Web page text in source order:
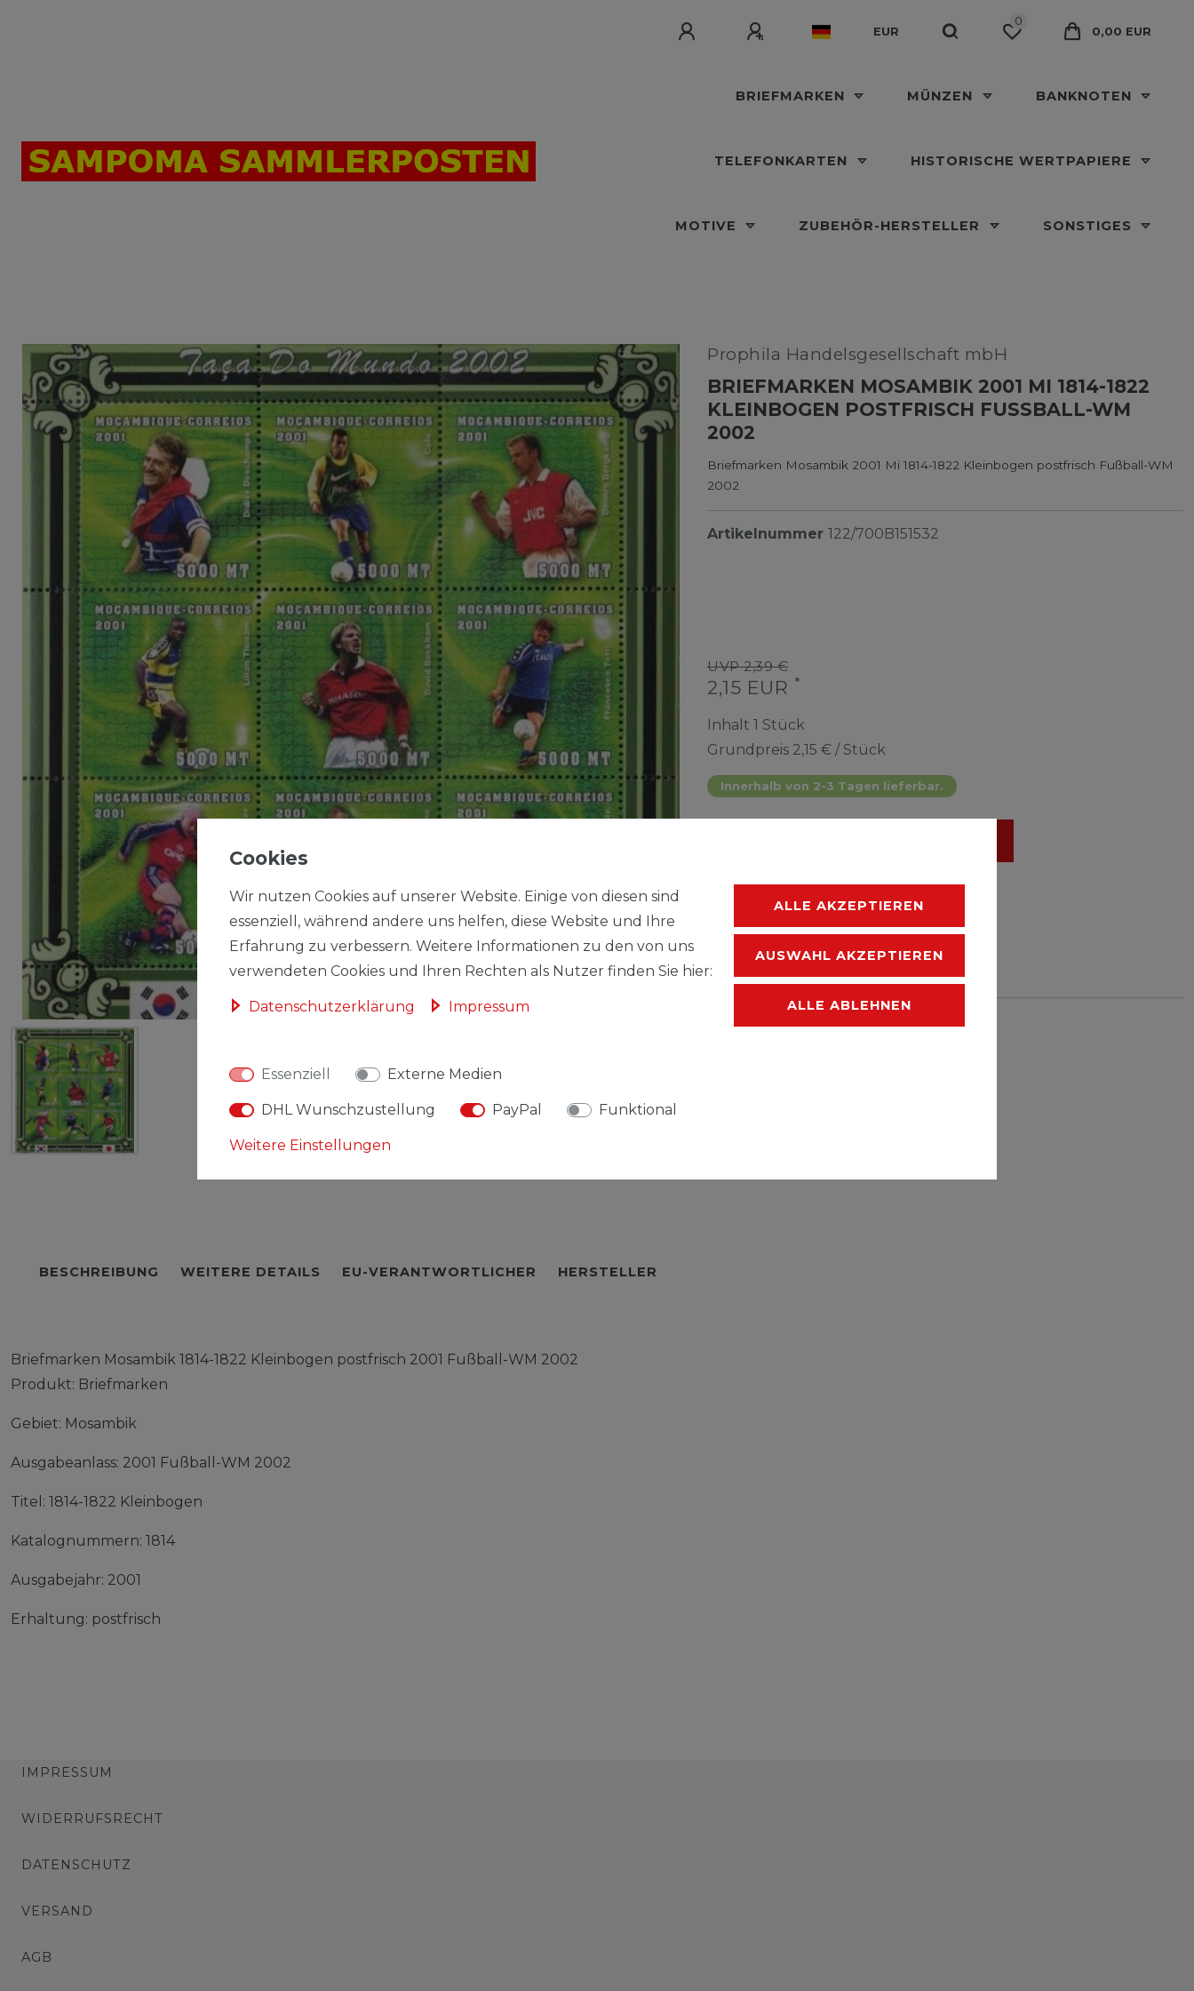
EUR
0
0,00 EUR
BRIEFMARKEN MÜNZEN BANKNOTEN
TELEFONKARTEN HISTORISCHE WERTPAPIERE
MOTIVE ZUBEHÖR-HERSTELLER SONSTIGES
Prophila Handelsgesellschaft mbH
BRIEFMARKEN MOSAMBIK 2001 MI 1814-1822
KLEINBOGEN POSTFRISCH FUSSBALL-WM 2
002
Briefmarken Mosambik 2001 Mi 1814-1822 Kleinbogen postfrisch Fußball-WM
2002
Artikelnummer 122/700B151532
UVP 2,39 €
2,15 EUR *
Inhalt 1 Stück
Grundpreis 2,15 € / Stück
Innerhalb von 2-3 Tagen lieferbar.
BESCHREIBUNG WEITERE DETAILS EU-VERANTWORTLICHER HERSTELLER
Briefmarken Mosambik 1814-1822 Kleinbogen postfrisch 2001 Fußball-WM 2002
Produkt: Briefmarken
Gebiet: Mosambik
Ausgabeanlass: 2001 Fußball-WM 2002
Titel: 1814-1822 Kleinbogen
Katalognummern: 1814
Ausgabejahr: 2001
Erhaltung: postfrisch
IMPRESSUM
WIDERRUFSRECHT
DATENSCHUTZ
VERSAND
AGB
Cookies
Wir nutzen Cookies auf unserer Website. Einige von diesen sind
essenziell, während andere uns helfen, diese Website und Ihre
Erfahrung zu verbessern. Weitere Informationen zu den von uns
verwendeten Cookies und Ihren Rechten als Nutzer finden Sie hier:
Daten­schutz­erklärung Impressum
Essenziell Externe Medien
DHL Wunschzustellung PayPal Funktional
Weitere Einstellungen
ALLE AKZEPTIEREN
AUSWAHL AKZEPTIEREN
ALLE ABLEHNEN